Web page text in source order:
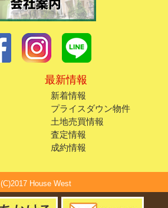
最新情報
新着情報
プライスダウン物件
土地売買情報
査定情報
成約情報
(C)2017 House West